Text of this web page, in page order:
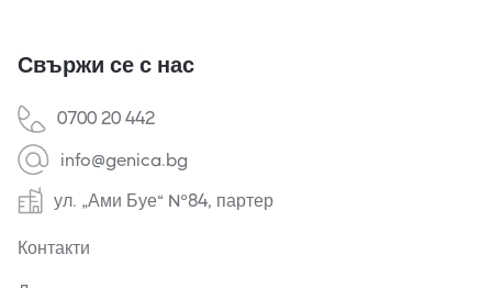
Свържи се с нас
0700 20 442
info@genica.bg
ул. „Ами Буе“ №84, партер
Контакти